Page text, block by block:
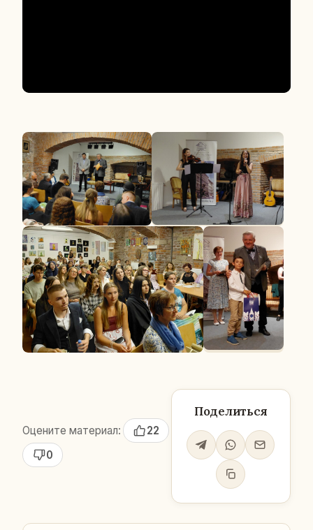
Оцените материал:
22
0
Поделиться